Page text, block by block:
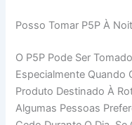
Posso Tomar P5P À
O P5P Pode Ser
Especialmente Quando
Produto Destinado À
Algumas Pessoas